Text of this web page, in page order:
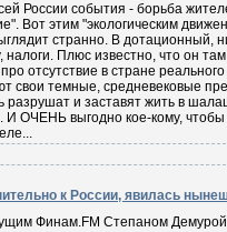
России события - борьба
Вот этим "экологическим
странно. В
налоги. Плюс известно, что он
отсутствие в стране
темные, средневековые
и заставят жить в
И ОЧЕНЬ выгодно кое-кому,
к России, явилась
Финам.FM Степаном Демурой